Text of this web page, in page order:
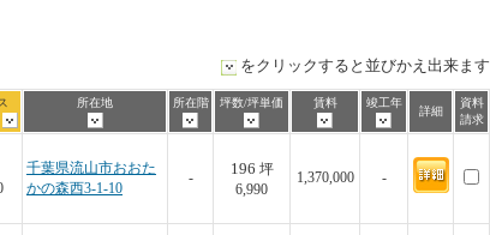
をクリックすると並びかえ出来ます
所在地 所在階 坪数/坪単価 賃料 竣工年
詳細
資料
請求
千葉県流山市おおた
かの森西3-1-10
-
196 坪
6,990
1,370,000 -